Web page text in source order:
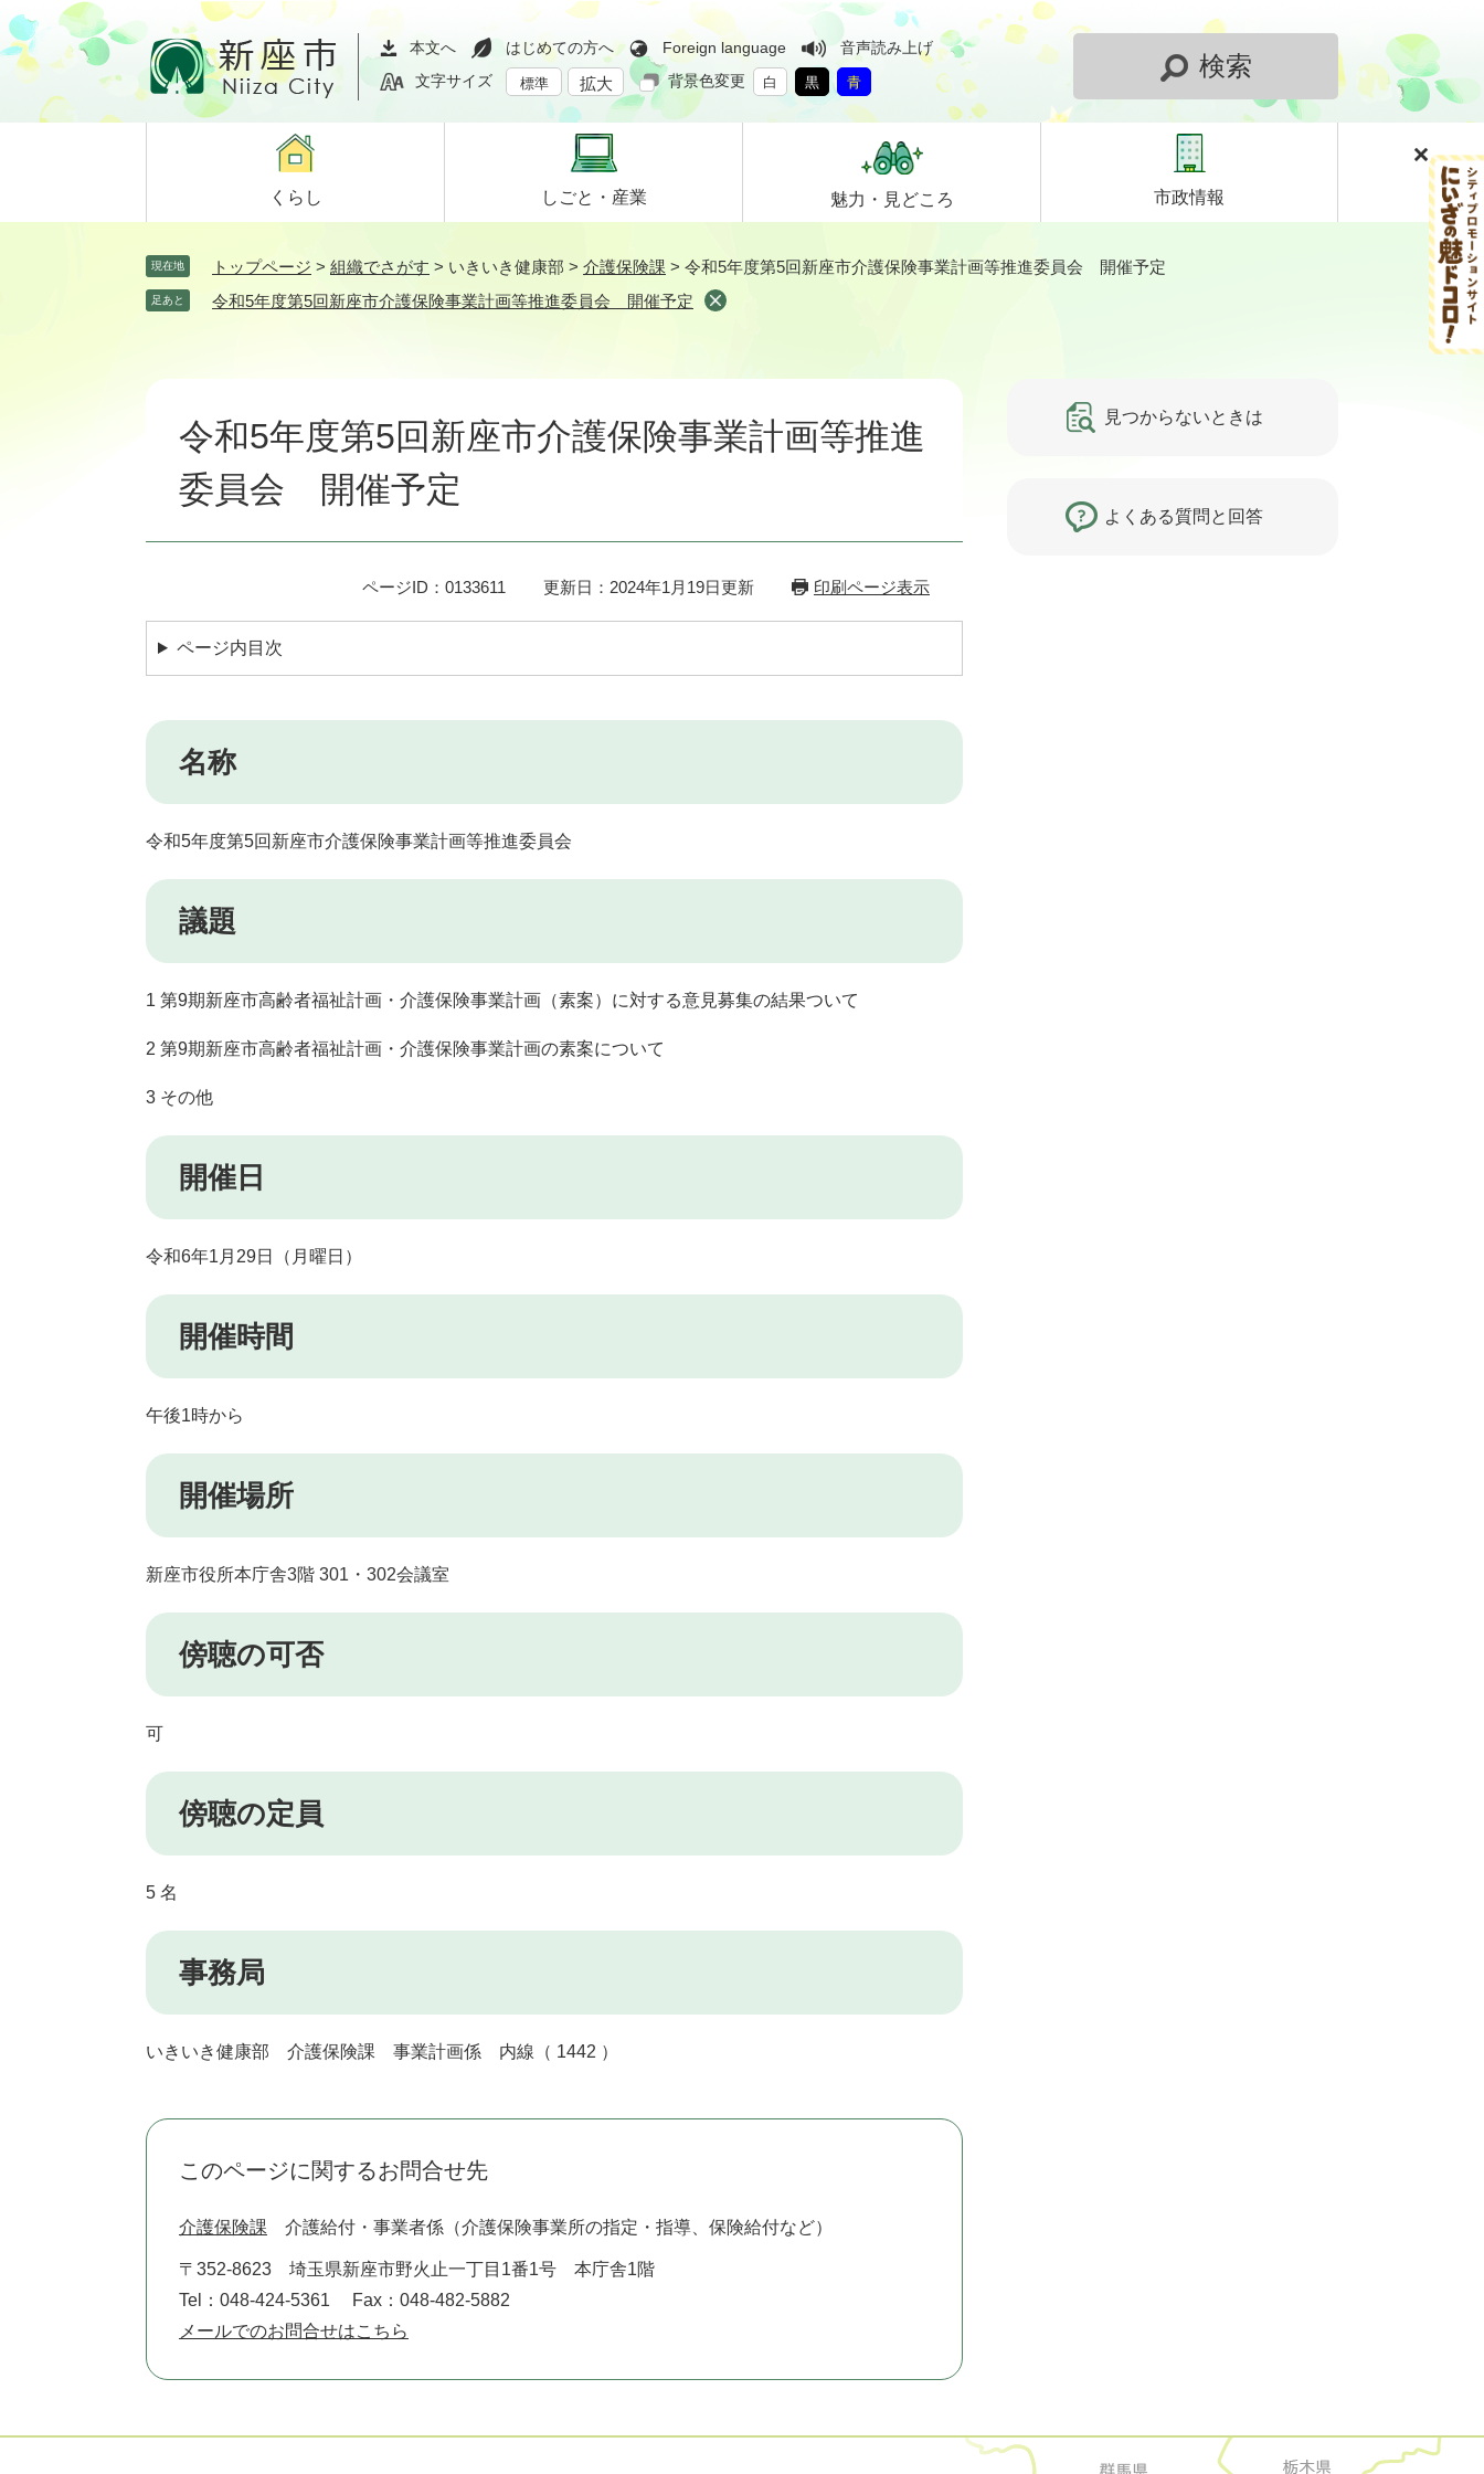
ペ
ー
ジ
メ
ニ
ュ
て
本文へ はじめての方へ Foreign language
音声読み上げ
文字サイズ
標準 拡大 背景色変更 白 黒 青
検索
くらし しごと・ 産業 魅力・ 見どころ 市政情報
現在地 トップページ > 組織でさがす > いきいき健康部 > 介護保険課 > 令和5年度第5回新座市介護保険事業計画等推進委員会 開催予定
足あと 令和5年度第5回新座市介護保険事業計画等推進委員会 開催予定
令和5年度第5回新座市介護保険事業計画等推進
委員会 開催予定
ページID：0133611 更新日：2024年1月19日更新 印刷ページ表示
ページ内目次
名称
令和5年度第5回新座市介護保険事業計画等推進委員会
議題
1 第9期新座市高齢者福祉計画・介護保険事業計画（素案）に対する意見募集の結果ついて
2 第9期新座市高齢者福祉計画・介護保険事業計画の素案について
3 その他
開催日
令和6年1月29日（月曜日）
開催時間
午後1時から
開催場所
新座市役所本庁舎3階 301・302会議室
傍聴の可否
可
傍聴の定員
5 名
事務局
いきいき健康部 介護保険課 事業計画係 内線（ 1442 ）
このページに関するお問合せ先
介護保険課 介護給付・事業者係（介護保険事業所の指定・指導、保険給付など）
〒352-8623
埼玉県新座市野火止一丁目1番1号 本庁舎1階
Tel：048-424-5361
Fax：048-482-5882
メールでのお問合せはこちら
見つからないときは
よくある質問と回答